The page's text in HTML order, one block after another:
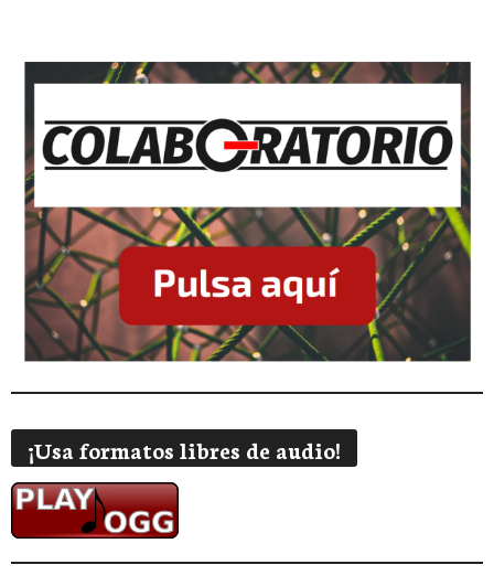
¡Usa formatos libres de audio!